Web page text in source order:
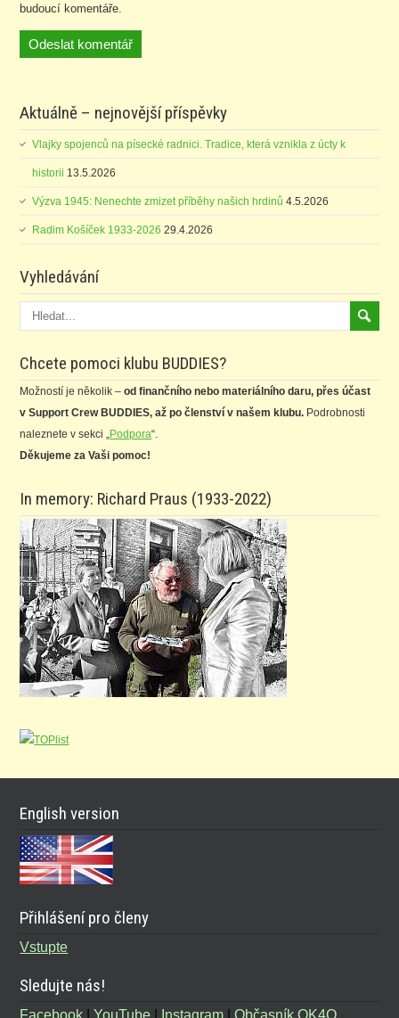
budoucí komentáře.
Aktuálně – nejnovější příspěvky
Vlajky spojenců na písecké radnici. Tradice, která vznikla z úcty k
historii 13.5.2026
Výzva 1945: Nenechte zmizet příběhy našich hrdinů 4.5.2026
Radim Košíček 1933-2026 29.4.2026
Vyhledávání
Chcete pomoci klubu BUDDIES?
Možností je několik –od finančního nebo materiálního daru, přes účast
v Support Crew BUDDIES, až po členství v našem klubu. Podrobnosti
naleznete v sekci „ Podpora“.
Děkujeme za Vaši pomoc!
In memory: Richard Praus (1933-2022)
English version
Přihlášení pro členy
Vstupte
Sledujte nás!